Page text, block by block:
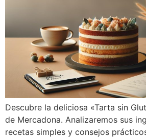
Descubre la deliciosa «Tarta sin
de Mercadona. Analizaremos sus
recetas simples y consejos